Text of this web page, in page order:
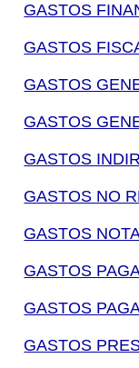
GASTOS
GASTOS
GASTOS
GASTOS
GASTOS
GASTOS NO
GASTOS
GASTOS
GASTOS
GASTOS